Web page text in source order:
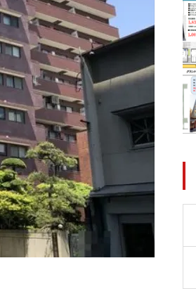
【台東區】レピユア南千住レジ
デンスⅡ
【中野區】ラ・シード中野新井
薬師